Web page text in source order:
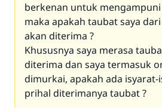
berkenan untuk
maka apakah taubat saya
akan diterima ?
Khususnya saya merasa
diterima dan saya termasuk
dimurkai, apakah ada
prihal diterimanya taubat ?